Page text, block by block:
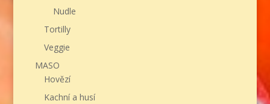
Nudle
Tortilly
Veggie
MASO
Hovězí
Kachní a husí